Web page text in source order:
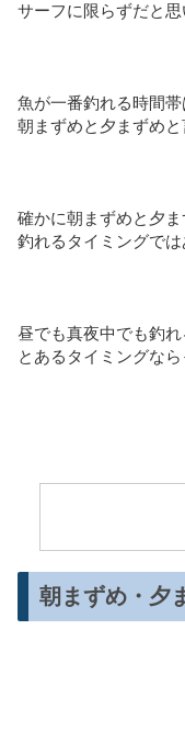
サーフに限らずだと
魚が一番釣れる時間帯
朝まずめと夕まずめと
確かに朝まずめと夕ま
釣れるタイミングで
昼でも真夜中でも釣れ
とあるタイミングな
朝まずめ・夕